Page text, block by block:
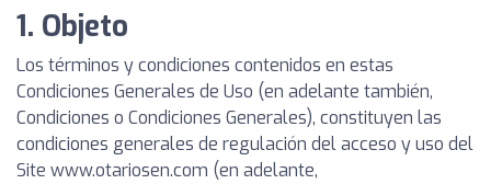
1. Objeto
Los términos y condiciones contenidos en estas
Condiciones Generales de Uso (en adelante también,
Condiciones o Condiciones Generales), constituyen las
condiciones generales de regulación del acceso y uso del
Site www.otariosen.com (en adelante,